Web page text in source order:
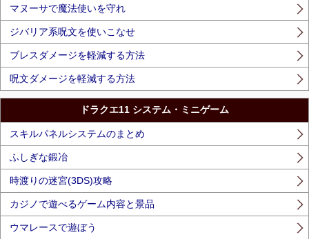
マヌーサで魔法使いを守れ
ジバリア系呪文を使いこなせ
ブレスダメージを軽減する方法
呪文ダメージを軽減する方法
ドラクエ11 システム・ミニゲーム
スキルパネルシステムのまとめ
ふしぎな鍛冶
時渡りの迷宮(3DS)攻略
カジノで遊べるゲーム内容と景品
ウマレースで遊ぼう